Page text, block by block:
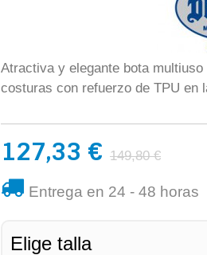
Atractiva y elegante bota
costuras con refuerzo de TPU en
127,33 € 149,80 €
Entrega en 24 - 48 horas
Elige talla